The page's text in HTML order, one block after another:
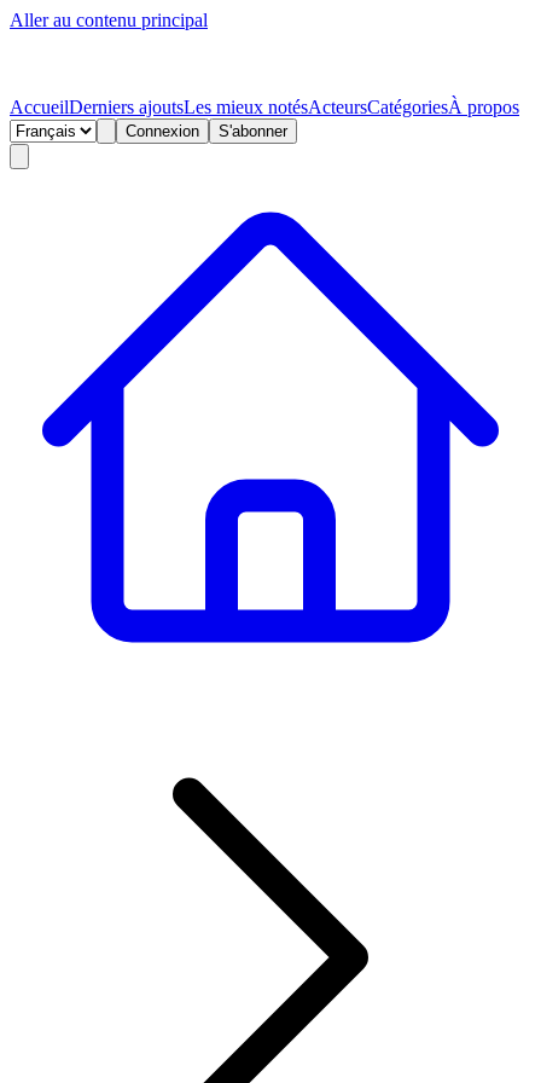
Aller au contenu principal
AccueilDerniers ajoutsLes mieux notésActeursCatégoriesÀ propos
Connexion S'abonner